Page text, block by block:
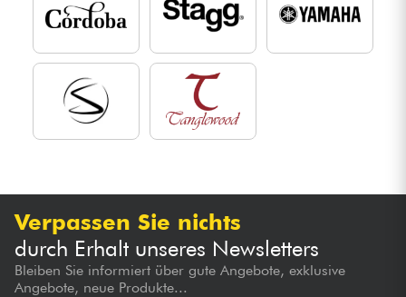
Verpassen Sie nichts
durch Erhalt unseres Newsletters
Bleiben Sie informiert über gute Angebote, exklusive
Angebote, neue Produkte...